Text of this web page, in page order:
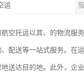
运
空托运以其、的物流服
配送等一站式服务。在
送达目的地。此外，企